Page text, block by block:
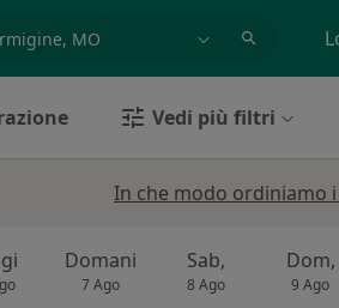
Vedi più filtri
In che modo ordiniamo
Domani
7 Ago
Sab,
8 Ago
Dom,
9 Ago